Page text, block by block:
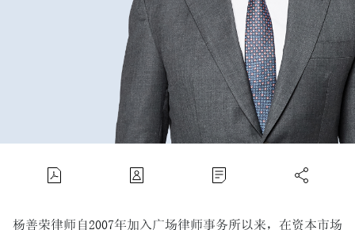
杨善荣律师自2007年加入广场律师事务所以来，在资本市场